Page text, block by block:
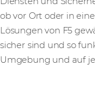
ob vor Ort oder in
Lösungen von F5
sicher sind und so
Umgebung und auf